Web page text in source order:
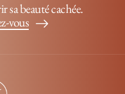
beauté cachée.
vous